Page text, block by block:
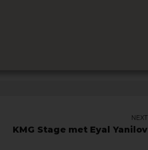
NEXT
KMG Stage met Eyal Yanilov